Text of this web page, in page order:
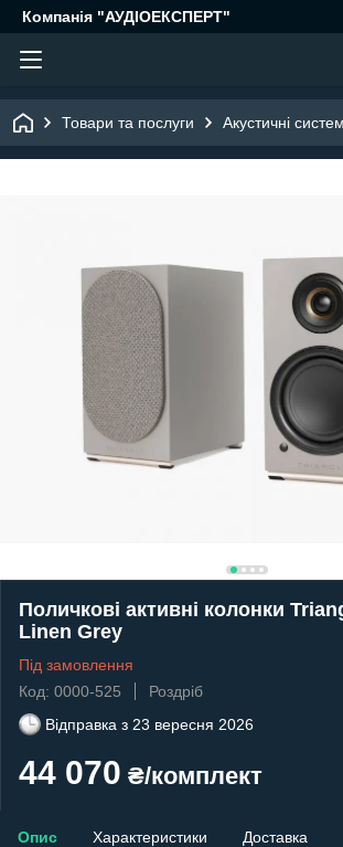
Компанія "АУДІОЕКСПЕРТ"
Товари та послуги Акустичні
Поличкові активні колонки
Linen Grey
Під замовлення
Код: 0000-525
Роздріб
Відправка з 23 вересня 2026
44 070 ₴/комплект
Опис Характеристики Доставка